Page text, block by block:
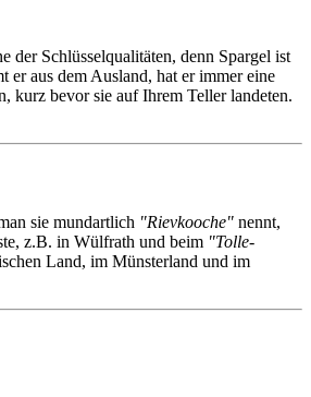
der Schlüsselqualitäten, denn Spargel ist
er aus dem Ausland, hat er immer eine
kurz bevor sie auf Ihrem Teller landeten.
sie mundartlich "Rievkooche" nennt,
z.B. in Wülfrath und beim "Tolle-
Land, im Münsterland und im